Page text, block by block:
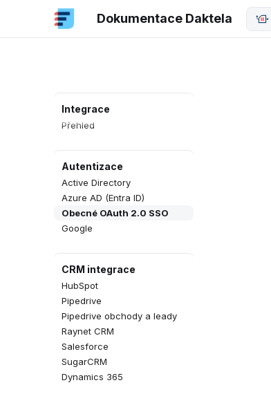
Dokumentace Daktela
Integrace
Přehled
Autentizace
Active Directory
Azure AD (Entra ID)
Obecné OAuth 2.0 SSO
Google
CRM integrace
HubSpot
Pipedrive
Pipedrive obchody a leady
Raynet CRM
Salesforce
SugarCRM
Dynamics 365